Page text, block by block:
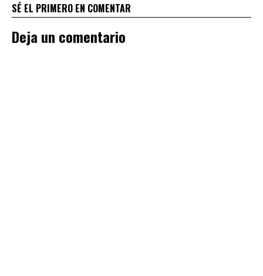
SÉ EL PRIMERO EN COMENTAR
Deja un comentario